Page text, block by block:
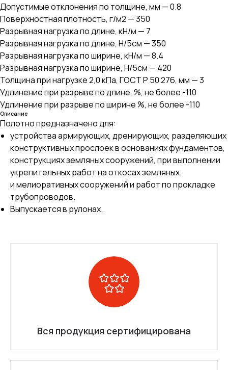
Допустимые отклонения по толщине, мм — 0.8
Поверхностная плотность, г/м2 — 350
Разрывная нагрузка по длине, кН/м — 7
Разрывная нагрузка по длине, Н/5см — 350
Разрывная нагрузка по ширине, кН/м — 8.4
Разрывная нагрузка по ширине, Н/5см — 420
Толщина при нагрузке 2,0 кПа, ГОСТ Р 50 276, мм — 3
Удлинение при разрыве по длине, %, не более -110
Удлинение при разрыве по ширине %, не более -110
Описание
Полотно предназначено для:
устройства армирующих, дренирующих, разделяющих
конструктивных прослоек в основаниях фундаментов,
конструкциях земляных сооружений, при выполнении
укрепительных работ на откосах земляных
и мелиоративных сооружений и работ по прокладке
трубопроводов.
Выпускается в рулонах.
Вся продукция сертифицирована